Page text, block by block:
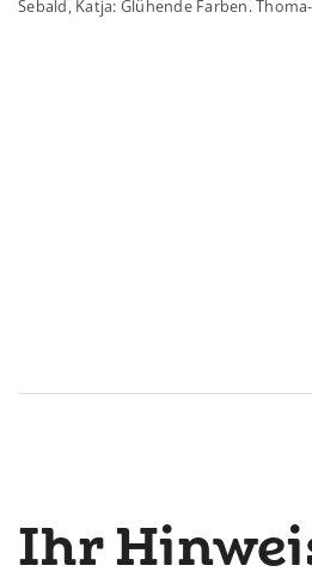
Sebald, Katja: Glühende Farben.
Ihr